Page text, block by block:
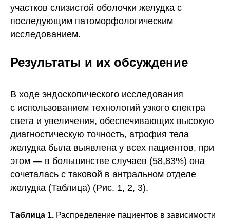
участков слизистой оболочки желудка с
последующим патоморфологическим
исследованием.
Результаты и их обсуждение
В ходе эндоскопического исследования
с использованием технологий узкого спектра
света и увеличения, обеспечивающих высокую
диагностическую точность, атрофия тела
желудка была выявлена у всех пациентов, при
этом — в большинстве случаев (58,83%) она
сочеталась с таковой в антральном отделе
желудка (Таблица) (Рис. 1, 2, 3).
Таблица 1. Распределение пациентов в зависимости